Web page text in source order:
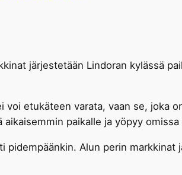
järjestetään Lindoran kylässä
etukäteen varata, vaan se, joka
paikalle ja yöpyy omissa
Alun perin markkinat